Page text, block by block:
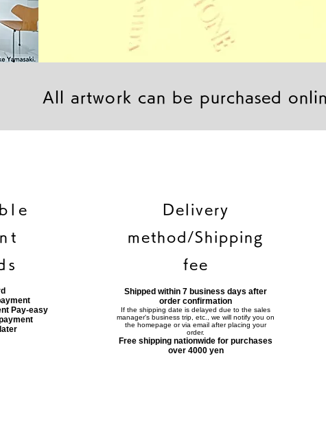
All artwork can be purchased
Pay-easy
Delivery
method/Shipping
fee
Shipped within 7 business days after
order confirmation
If the shipping date is delayed due to the sales
manager's business trip, etc., we will notify you on
the homepage or via email after placing your
order.
Free shipping nationwide for purchases
over 4000 yen